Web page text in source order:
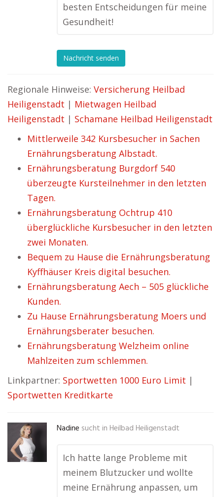
besten Entscheidungen für meine
Gesundheit!
Nachricht senden
Regionale Hinweise: Versicherung Heilbad
Heiligenstadt | Mietwagen Heilbad
Heiligenstadt | Schamane Heilbad Heiligenstadt
Mittlerweile 342 Kursbesucher in Sachen
Ernährungsberatung Albstadt.
Ernährungsberatung Burgdorf 540
überzeugte Kursteilnehmer in den letzten
Tagen.
Ernährungsberatung Ochtrup 410
überglückliche Kursbesucher in den letzten
zwei Monaten.
Bequem zu Hause die Ernährungsberatung
Kyffhäuser Kreis digital besuchen.
Ernährungsberatung Aech – 505 glückliche
Kunden.
Zu Hause Ernährungsberatung Moers und
Ernährungsberater besuchen.
Ernährungsberatung Welzheim online
Mahlzeiten zum schlemmen.
Linkpartner: Sportwetten 1000 Euro Limit |
Sportwetten Kreditkarte
Nadine sucht in Heilbad Heiligenstadt
Ich hatte lange Probleme mit
meinem Blutzucker und wollte
meine Ernährung anpassen, um